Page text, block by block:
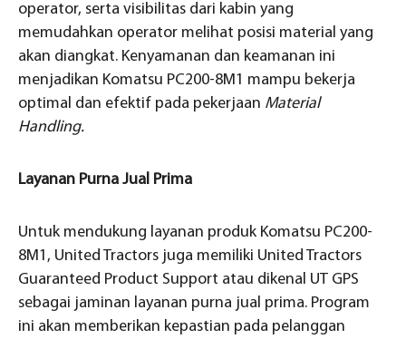
operator, serta visibilitas dari kabin yang
memudahkan operator melihat posisi material yang
akan diangkat. Kenyamanan dan keamanan ini
menjadikan Komatsu PC200-8M1 mampu bekerja
optimal dan efektif pada pekerjaan Material
Handling.
Layanan Purna Jual Prima
Untuk mendukung layanan produk Komatsu PC200-
8M1, United Tractors juga memiliki United Tractors
Guaranteed Product Support atau dikenal UT GPS
sebagai jaminan layanan purna jual prima. Program
ini akan memberikan kepastian pada pelanggan